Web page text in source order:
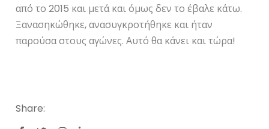
από το 2015 και μετά και όμως δεν το έβαλε κάτω.
Ξανασηκώθηκε, ανασυγκροτήθηκε και ήταν
παρούσα στους αγώνες. Αυτό θα κάνει και τώρα!
Share: